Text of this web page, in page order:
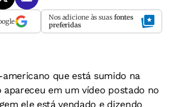
Nos adicione às suas fontes
preferidas
que está sumido na
apareceu em um vídeo postado no
ele está vendado e dizendo